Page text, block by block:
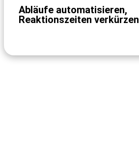
Abläufe automatisieren,
Reaktionszeiten verkürzen